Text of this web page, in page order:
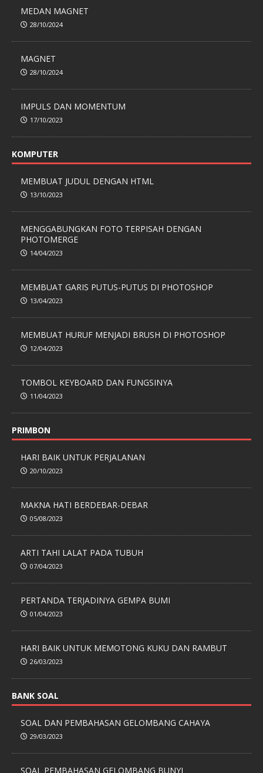
MEDAN MAGNET
28/10/2024
MAGNET
28/10/2024
IMPULS DAN MOMENTUM
17/10/2023
KOMPUTER
MEMBUAT JUDUL DENGAN HTML
13/10/2023
MENGGABUNGKAN FOTO TERPISAH DENGAN
PHOTOMERGE
14/04/2023
MEMBUAT GARIS PUTUS-PUTUS DI PHOTOSHOP
13/04/2023
MEMBUAT HURUF MENJADI BRUSH DI PHOTOSHOP
12/04/2023
TOMBOL KEYBOARD DAN FUNGSINYA
11/04/2023
PRIMBON
HARI BAIK UNTUK PERJALANAN
20/10/2023
MAKNA HATI BERDEBAR-DEBAR
05/08/2023
ARTI TAHI LALAT PADA TUBUH
07/04/2023
PERTANDA TERJADINYA GEMPA BUMI
01/04/2023
HARI BAIK UNTUK MEMOTONG KUKU DAN RAMBUT
26/03/2023
BANK SOAL
SOAL DAN PEMBAHASAN GELOMBANG CAHAYA
29/03/2023
SOAL PEMBAHASAN GELOMBANG BUNYI